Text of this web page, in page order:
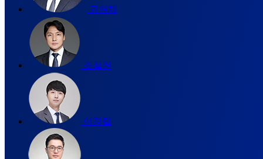
권혁채
조철현
이경렬